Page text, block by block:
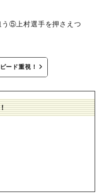
う⑤上村選手を押さえつ
ピード重視！